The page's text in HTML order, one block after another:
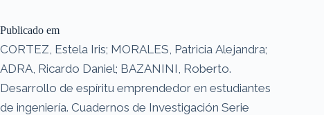
Publicado em
CORTEZ, Estela Iris; MORALES, Patricia Alejandra;
ADRA, Ricardo Daniel; BAZANINI, Roberto.
Desarrollo de espíritu emprendedor en estudiantes
de ingeniería. Cuadernos de Investigación Serie